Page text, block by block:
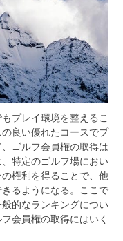
プレイ環境を整えるこ
良い優れたコースでプ
ゴルフ会員権の取得は
特定のゴルフ場におい
権利を得ることで、他
るようになる。ここで
的なランキングについ
会員権の取得にはいく